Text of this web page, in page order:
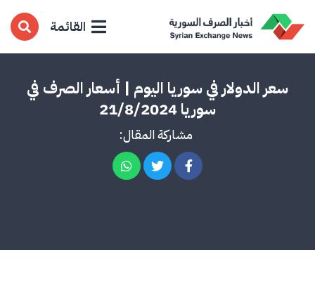
القائمة
سعر الدولار في سوريا اليوم | أسعار الصرف في
سوريا 21/8/2024
مشاركة المقال: